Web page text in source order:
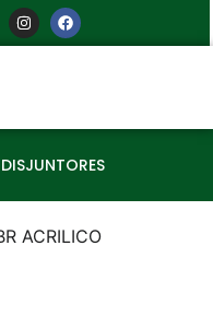
DISJUNTORES
ACRILICO